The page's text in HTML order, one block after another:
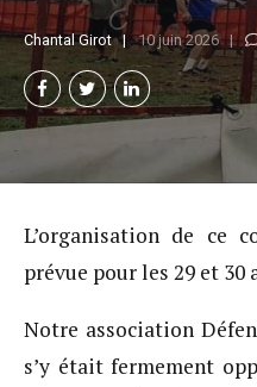
Chantal Girot 10 juin 2026
L’organisation de ce
prévue pour les 29 et 30
Notre association
s’y était fermement